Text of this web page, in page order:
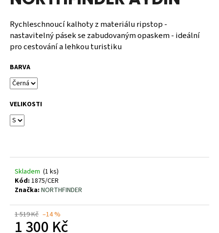
z
5
hvězdiček.
Rychleschnoucí kalhoty z materiálu ripstop -
nastavitelný pásek se zabudovaným opaskem - ideální
pro cestování a lehkou turistiku
BARVA
VELIKOSTI
Skladem (1 ks)
Kód: 1875/CER
Značka: NORTHFINDER
1 519 Kč –14 %
1 300 Kč
j
í
t
?
D
o
p
o
u
č